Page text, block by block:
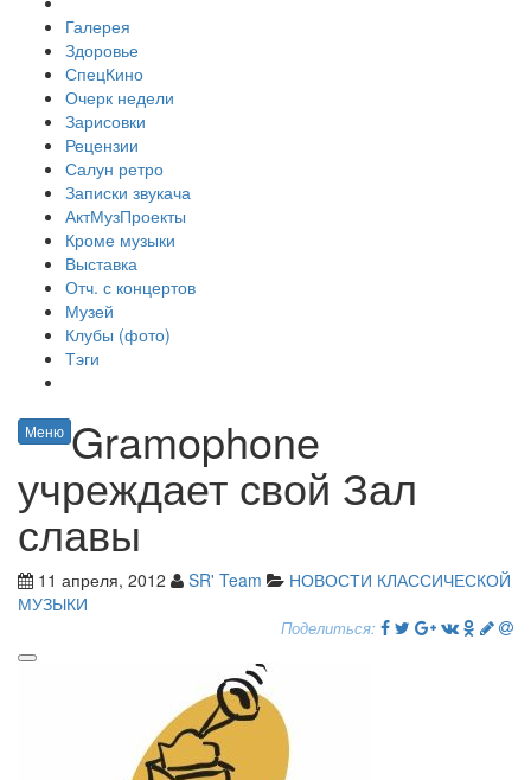
Галерея
Здоровье
СпецКино
Очерк недели
Зарисовки
Рецензии
Салун ретро
Записки звукача
АктМузПроекты
Кроме музыки
Выставка
Отч. с концертов
Музей
Клубы (фото)
Тэги
Меню Gramophone
учреждает свой Зал
славы
11 апреля, 2012 SR' Team
НОВОСТИ КЛАССИЧЕСКОЙ
МУЗЫКИ
Поделиться: